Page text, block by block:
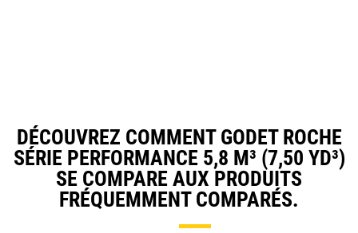
DÉCOUVREZ COMMENT GODET ROCHE
SÉRIE PERFORMANCE 5,8 M³ (7,50 YD³)
SE COMPARE AUX PRODUITS
FRÉQUEMMENT COMPARÉS.